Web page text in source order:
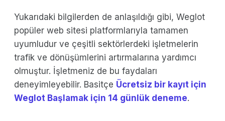
Yukarıdaki bilgilerden de anlaşıldığı gibi, Weglot
popüler web sitesi platformlarıyla tamamen
uyumludur ve çeşitli sektörlerdeki işletmelerin
trafik ve dönüşümlerini artırmalarına yardımcı
olmuştur. İşletmeniz de bu faydaları
deneyimleyebilir. Basitçe Ücretsiz bir kayıt için
Weglot Başlamak için 14 günlük deneme.